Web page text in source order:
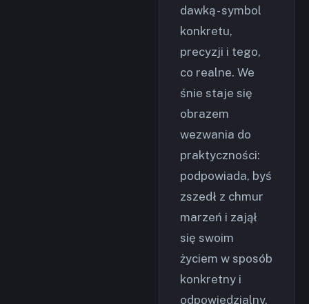
dawką - symbol
konkretu,
precyzji i tego,
co realne. We
śnie staje się
obrazem
wezwania do
praktyczności:
podpowiada, byś
zszedł z chmur
marzeń i zajął
się swoim
życiem w sposób
konkretny i
odpowiedzialny.